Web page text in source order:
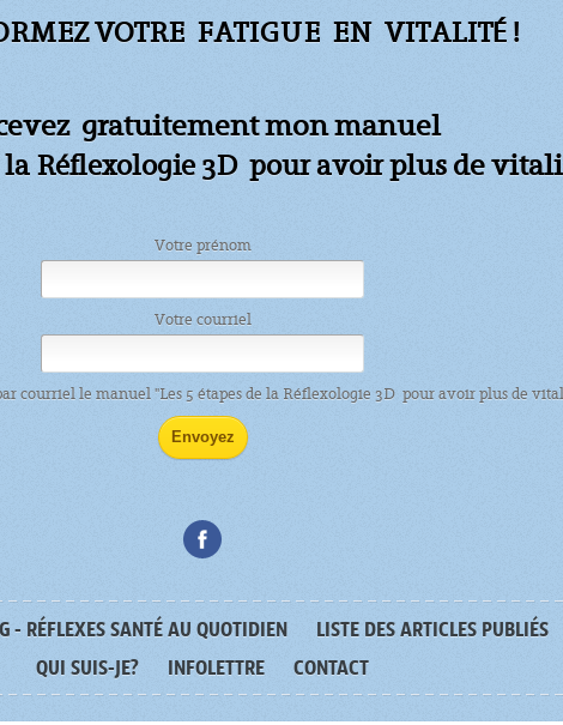
VOTRE FATIGUE EN VITALITÉ !
gratuitement mon manuel
la Réflexologie 3D pour avoirplus de
Votre prénom
Votre courriel
courriel le manuel "Les 5 étapes de la Réflexologie 3D pour avoir plus de
- RÉFLEXES SANTÉ AU QUOTIDIEN LISTE DES ARTICLES PUBLIÉS
QUI SUIS-JE?
INFOLETTRE CONTACT